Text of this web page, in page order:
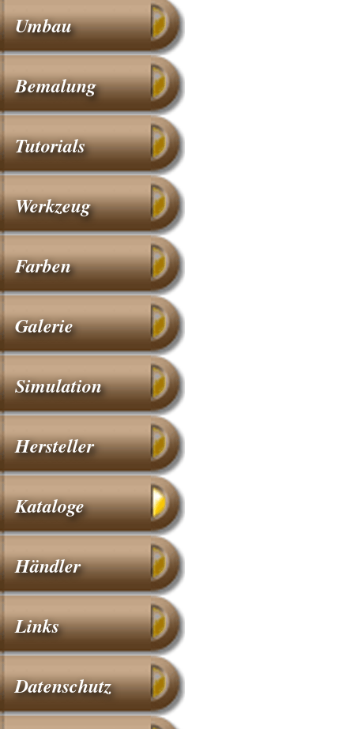
Umbau
Bemalung
Tutorials
Werkzeug
Farben
Galerie
Simulation
Hersteller
Kataloge
Händler
Links
Datenschutz